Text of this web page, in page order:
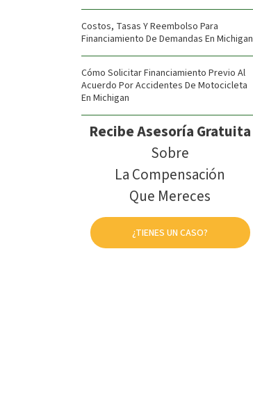
Costos, Tasas Y Reembolso Para
Financiamiento De Demandas En Michigan
Cómo Solicitar Financiamiento Previo Al
Acuerdo Por Accidentes De Motocicleta
En Michigan
Recibe Asesoría Gratuita
Sobre
La Compensación
Que Mereces
¿TIENES UN CASO?